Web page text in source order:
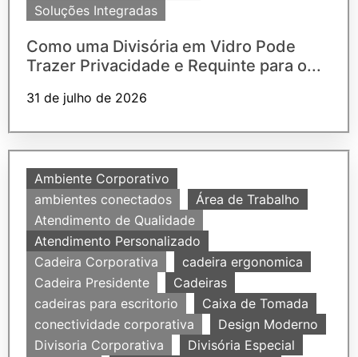
Soluções Integradas
Como uma Divisória em Vidro Pode
Trazer Privacidade e Requinte para o...
31 de julho de 2026
Ambiente Corporativo
ambientes conectados
Área de Trabalho
Atendimento de Qualidade
Atendimento Personalizado
Cadeira Corporativa
cadeira ergonomica
Cadeira Presidente
Cadeiras
cadeiras para escritorio
Caixa de Tomada
conectividade corporativa
Design Moderno
Divisoria Corporativa
Divisória Especial